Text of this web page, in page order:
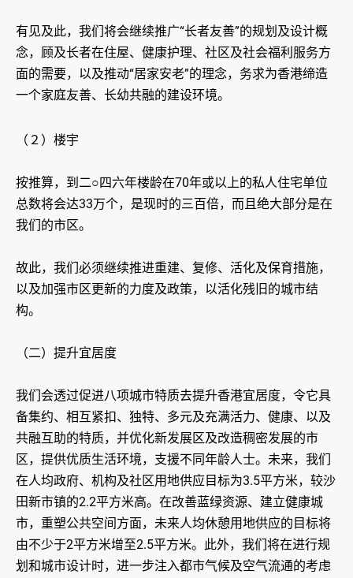
有见及此，我们将会继续推广“长者友善”的规划及设计概
念，顾及长者在住屋、健康护理、社区及社会福利服务方
面的需要，以及推动“居家安老”的理念，务求为香港缔造
一个家庭友善、长幼共融的建设环境。
（２）楼宇
按推算，到二○四六年楼龄在70年或以上的私人住宅单位
总数将会达33万个，是现时的三百倍，而且绝大部分是在
我们的市区。
故此，我们必须继续推进重建、复修、活化及保育措施，
以及加强市区更新的力度及政策，以活化残旧的城市结
构。
（二）提升宜居度
我们会透过促进八项城市特质去提升香港宜居度，令它具
备集约、相互紧扣、独特、多元及充满活力、健康、以及
共融互助的特质，并优化新发展区及改造稠密发展的市
区，提供优质生活环境，支援不同年龄人士。未来，我们
在人均政府、机构及社区用地供应目标为3.5平方米，较沙
田新市镇的2.2平方米高。在改善蓝绿资源、建立健康城
市，重塑公共空间方面，未来人均休憩用地供应的目标将
由不少于2平方米增至2.5平方米。此外，我们将在进行规
划和城市设计时，进一步注入都市气候及空气流通的考虑